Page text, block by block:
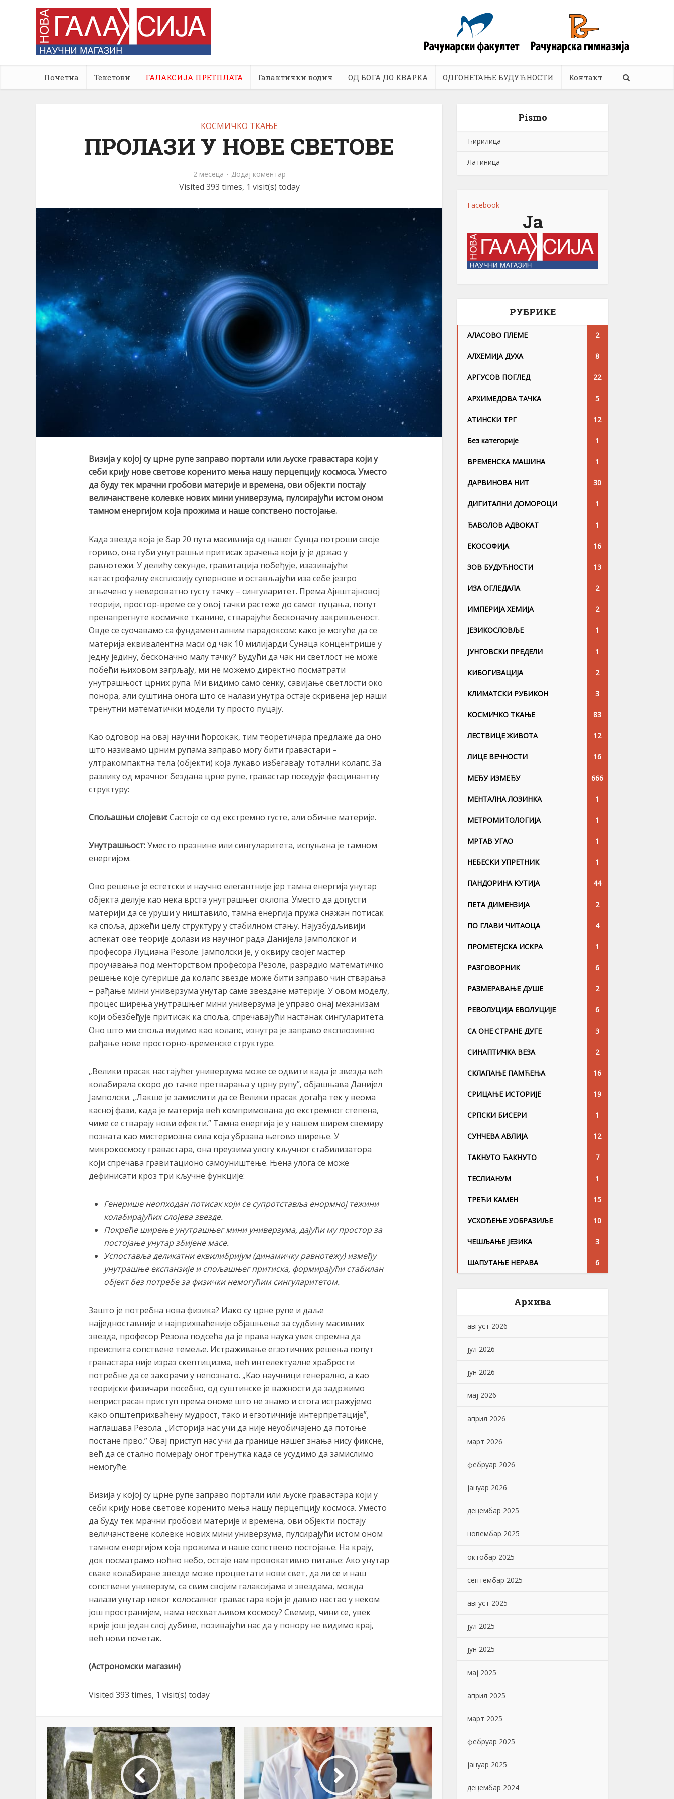
Почетна Текстови ГАЛАКСИЈА ПРЕТПЛАТА Галактички водич ОД БОГА ДО КВАРКА ОДГОНЕТАЊЕ БУДУЋНОСТИ Контакт
КОСМИЧКО ТКАЊЕ
ПРОЛАЗИ У НОВЕ СВЕТОВЕ
2 месеца Додај коментар
Visited 393 times, 1 visit(s) today
Визија у којој су црне рупе заправо портали или љуске гравастара који у
себи крију нове светове коренито мења нашу перцепцију космоса. Уместо
да буду тек мрачни гробови материје и времена, ови објекти постају
величанствене колевке нових мини универзума, пулсирајући истом оном
тамном енергијом која прожима и наше сопствено постојање.
Kада звезда која је бар 20 пута масивнија од нашег Сунца потроши своје
гориво, она губи унутрашњи притисак зрачења који ју је држао у
равнотежи. У делићу секунде, гравитација побеђује, изазивајући
катастрофалну експлозију супернове и остављајући иза себе језгро
згњечено у невероватно густу тачку – сингуларитет. Према Ајнштајновој
теорији, простор-време се у овој тачки растеже до самог пуцања, попут
пренапрегнуте космичке тканине, стварајући бесконачну закривљеност.
Овде се суочавамо са фундаменталним парадоксом: како је могуће да се
материја еквивалентна маси од чак 10 милијарди Сунаца концентрише у
једну једину, бесконачно малу тачку? Будући да чак ни светлост не може
побећи њиховом загрљају, ми не можемо директно посматрати
унутрашњост црних рупа. Ми видимо само сенку, савијање светлости око
понора, али суштина онога што се налази унутра остаје скривена јер наши
тренутни математички модели ту просто пуцају.
Kао одговор на овај научни ћорсокак, тим теоретичара предлаже да оно
што називамо црним рупама заправо могу бити гравастари –
ултракомпактна тела (објекти) која лукаво избегавају тотални колапс. За
разлику од мрачног бездана црне рупе, гравастар поседује фасцинантну
структуру:
Спољашњи слојеви:Састоје се од екстремно густе, али обичне материје.
Унутрашњост:Уместо празнине или сингуларитета, испуњена је тамном
енергијом.
Ово решење је естетски и научно елегантније јер тамна енергија унутар
објекта делује као нека врста унутрашњег оклопа. Уместо да допусти
материји да се уруши у ништавило, тамна енергија пружа снажан потисак
ка споља, држећи целу структуру у стабилном стању. Најузбудљивији
аспекат ове теорије долази из научног рада Данијела Јамполског и
професора Луциана Резоле. Јамполски је, у оквиру својег мастер
проучавања под менторством професора Резоле, разрадио математичко
решење које сугерише да колапс звезде може бити заправо чин стварања
– рађање мини универзума унутар саме звездане материје. У овом моделу,
процес ширења унутрашњег мини универзума је управо онај механизам
који обезбеђује притисак ка споља, спречавајући настанак сингуларитета.
Оно што ми споља видимо као колапс, изнутра је заправо експлозивно
рађање нове просторно-временске структуре.
„Велики прасак настајућег универзума може се одвити када је звезда већ
колабирала скоро до тачке претварања у црну рупу”, објашњава Данијел
Јамполски. „Лакше је замислити да се Велики прасак догађа тек у веома
касној фази, када је материја већ компримована до екстремног степена,
чиме се стварају нови ефекти.” Тамна енергија је у нашем ширем свемиру
позната као мистериозна сила која убрзава његово ширење. У
микрокосмосу гравастара, она преузима улогу кључног стабилизатора
који спречава гравитационо самоуништење. Њена улога се може
дефинисати кроз три кључне функције:
Генерише неопходан потисак који се супротставља енормној тежини
колабирајућих слојева звезде.
Покреће ширење унутрашњег мини универзума, дајући му простор за
постојање унутар збијене масе.
Успоставља деликатни еквилибријум (динамичку равнотежу) између
унутрашње експанзије и спољашњег притиска, формирајући стабилан
објект без потребе за физички немогућим сингуларитетом.
Зашто је потребна нова физика? Иако су црне рупе и даље
најједноставније и најприхваћеније објашњење за судбину масивних
звезда, професор Резола подсећа да је права наука увек спремна да
преиспита сопствене темеље. Истраживање егзотичних решења попут
гравастара није израз скептицизма, већ интелектуалне храбрости
потребне да се закорачи у непознато. „Kао научници генерално, а као
теоријски физичари посебно, од суштинске је важности да задржимо
непристрасан приступ према ономе што не знамо и стога истражујемо
како општеприхваћену мудрост, тако и егзотичније интерпретације”,
наглашава Резола. „Историја нас учи да није неуобичајено да потоње
постане прво.” Овај приступ нас учи да границе нашег знања нису фиксне,
већ да се стално померају оног тренутка када се усудимо да замислимо
немогуће.
Визија у којој су црне рупе заправо портали или љуске гравастара који у
себи крију нове светове коренито мења нашу перцепцију космоса. Уместо
да буду тек мрачни гробови материје и времена, ови објекти постају
величанствене колевке нових мини универзума, пулсирајући истом оном
тамном енергијом која прожима и наше сопствено постојање. На крају,
док посматрамо ноћно небо, остаје нам провокативно питање: Ако унутар
сваке колабиране звезде може процветати нови свет, да ли се и наш
сопствени универзум, са свим својим галаксијама и звездама, можда
налази унутар неког колосалног гравастара који је давно настао у неком
још пространијем, нама несхватљивом космосу? Свемир, чини се, увек
крије још један слој дубине, позивајући нас да у понору не видимо крај,
већ нови почетак.
(Астрономски магазин)
Visited 393 times, 1 visit(s) today
Pismo
Ћирилица
Латиница
Facebook
Ја
РУБРИКЕ
АЛАСОВО ПЛЕМЕ 2
АЛХЕМИЈА ДУХА 8
АРГУСОВ ПОГЛЕД 22
АРХИМЕДОВА ТАЧКА 5
АТИНСКИ ТРГ 12
Без категорије 1
ВРЕМЕНСКА МАШИНА 1
ДАРВИНОВА НИТ 30
ДИГИТАЛНИ ДОМОРОЦИ 1
ЂАВОЛОВ АДВОКАТ 1
ЕКОСОФИЈА 16
ЗОВ БУДУЋНОСТИ 13
ИЗА ОГЛЕДАЛА 2
ИМПЕРИЈА ХЕМИЈА 2
ЈЕЗИКОСЛОВЉЕ 1
ЈУНГОВСKИ ПРЕДЕЛИ 1
КИБОГИЗАЦИЈА 2
КЛИМАТСКИ РУБИКОН 3
КОСМИЧКО ТКАЊЕ 83
ЛЕСТВИЦЕ ЖИВОТА 12
ЛИЦЕ ВЕЧНОСТИ 16
МЕЂУ ИЗМЕЂУ 666
МЕНТАЛНА ЛОЗИНКА 1
МЕТРОМИТОЛОГИЈА 1
МРТАВ УГАО 1
НЕБЕСКИ УПРЕТНИК 1
ПАНДОРИНА КУТИЈА 44
ПЕТА ДИМЕНЗИЈА 2
ПО ГЛАВИ ЧИТАОЦА 4
ПРОМЕТЕЈСКА ИСКРА 1
РАЗГОВОРНИК 6
РАЗМЕРАВАЊЕ ДУШЕ 2
РЕВОЛУЦИЈА ЕВОЛУЦИЈЕ 6
СА ОНЕ СТРАНЕ ДУГЕ 3
СИНАПТИЧКА ВЕЗА 2
СКЛАПАЊЕ ПАМЋЕЊА 16
СРИЦАЊЕ ИСТОРИЈЕ 19
СРПСКИ БИСЕРИ 1
СУНЧЕВА АВЛИЈА 12
ТАКНУТО ЋАКНУТО 7
ТЕСЛИАНУМ 1
ТРЕЋИ КАМЕН 15
УСХОЂЕЊЕ УОБРАЗИЉЕ 10
ЧЕШЉАЊЕ ЈЕЗИKА 3
ШАПУТАЊЕ НЕРАВА 6
Архива
август 2026
јул 2026
јун 2026
мај 2026
април 2026
март 2026
фебруар 2026
јануар 2026
децембар 2025
новембар 2025
октобар 2025
септембар 2025
август 2025
јул 2025
јун 2025
мај 2025
април 2025
март 2025
фебруар 2025
јануар 2025
децембар 2024